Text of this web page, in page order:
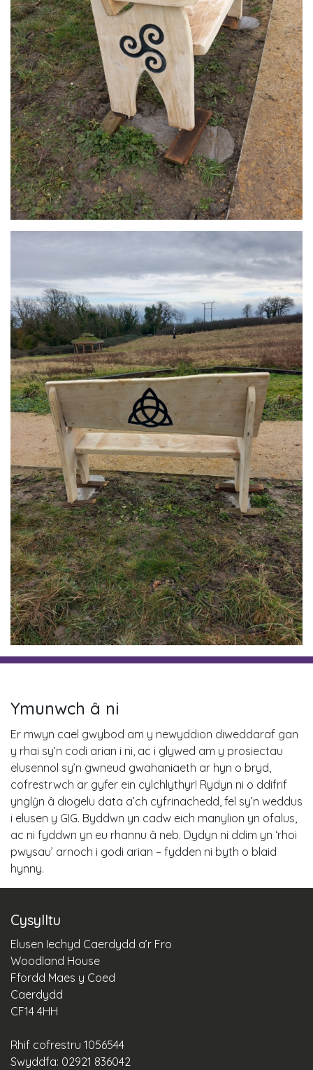
Ymunwch â ni
Er mwyn cael gwybod am y newyddion diweddaraf gan
y rhai sy’n codi arian i ni, ac i glywed am y prosiectau
elusennol sy’n gwneud gwahaniaeth ar hyn o bryd,
cofrestrwch ar gyfer ein cylchlythyr! Rydyn ni o ddifrif
ynglŷn â diogelu data a’ch cyfrinachedd, fel sy’n weddus
i elusen y GIG. Byddwn yn cadw eich manylion yn ofalus,
ac ni fyddwn yn eu rhannu â neb. Dydyn ni ddim yn ‘rhoi
pwysau’ arnoch i godi arian – fydden ni byth o blaid
hynny.
Cysylltu
Elusen Iechyd Caerdydd a’r Fro
Woodland House
Ffordd Maes y Coed
Caerdydd
CF14 4HH
Rhif cofrestru 1056544
Swyddfa: 02921 836042